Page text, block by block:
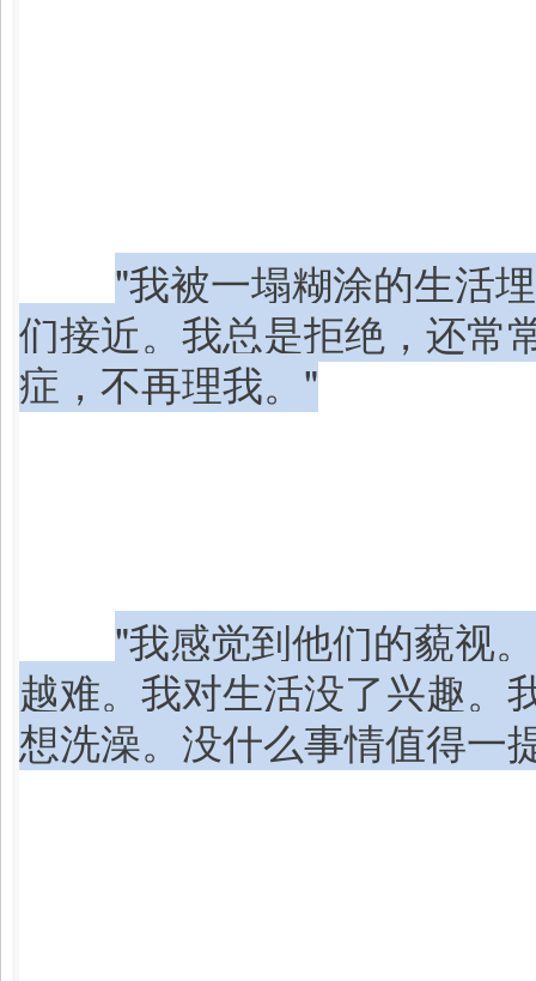
"我被一塌糊涂的生活
们接近。我总是拒绝，还常
症，不再理我。"
"我感觉到他们的藐视
越难。我对生活没了兴趣。
想洗澡。没什么事情值得一